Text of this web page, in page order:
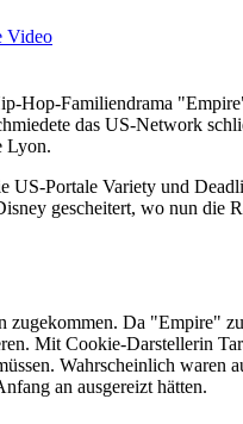
Video
Hop-Familiendrama
das US-Network
Lyon.
Portale Variety und
gescheitert, wo nun die
Da "Empire"
Mit Cookie-Darstellerin
Wahrscheinlich waren
an ausgereizt hätten.